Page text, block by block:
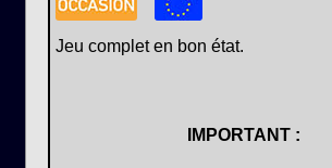
Jeu complet en bon état.
IMPORTANT :